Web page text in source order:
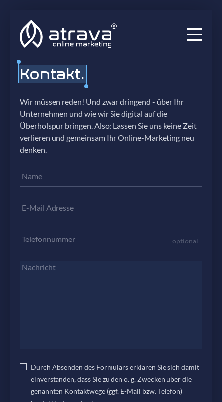
Services
Audits
Blog
Über uns
Kontakt.
Wir müssen reden! Und zwar dringend - über Ihr
Unternehmen und wie wir Sie digital auf die
Überholspur bringen. Also: Lassen Sie uns keine Zeit
verlieren und gemeinsam Ihr Online-Marketing neu
denken.
Name
E-Mail Adresse
Telefonnummer optional
Nachricht
Durch Absenden des Formulars erklären Sie sich damit
einverstanden, dass Sie zu den o. g. Zwecken über die
genannten Kontaktwege (ggf. E-Mail bzw. Telefon)
Vielen Dank